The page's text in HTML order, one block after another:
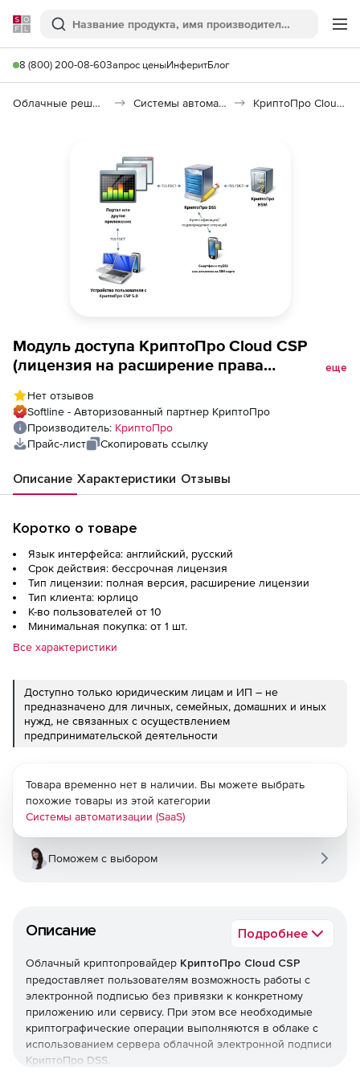
Softline
Поиск
8 (800) 200-08-60Запрос ценыИнферитБлог
Облачные решения (SaaS) Системы автоматизации (SaaS) КриптоПро Cloud CSP
Модуль доступа КриптоПро Cloud CSP
(лицензия на расширение права
версии 1.0), на 10 000 пользователей
еще
Нет отзывов
Softline - Авторизованный партнер КриптоПро
Производитель: КриптоПро
Прайс-лист
Скопировать ссылку
Описание Характеристики Отзывы
Коротко о товаре
Язык интерфейса: английский, русский
Срок действия: бессрочная лицензия
Тип лицензии: полная версия, расширение лицензии
Тип клиента: юрлицо
К-во пользователей от 10
Минимальная покупка: от 1 шт.
Все характеристики
Доступно только юридическим лицам и ИП – не
предназначено для личных, семейных, домашних и иных
нужд, не связанных с осуществлением
предпринимательской деятельности
Описание Подробнее
Облачный криптопровайдер КриптоПро Cloud CSP
предоставляет пользователям возможность работы с
электронной подписью без привязки к конкретному
приложению или сервису. При этом все необходимые
криптографические операции выполняются в облаке с
использованием сервера облачной электронной подписи
КриптоПро DSS.
Товара временно нет в наличии. Вы можете выбрать
похожие товары из этой категории
Системы автоматизации (SaaS)
Поможем с выбором